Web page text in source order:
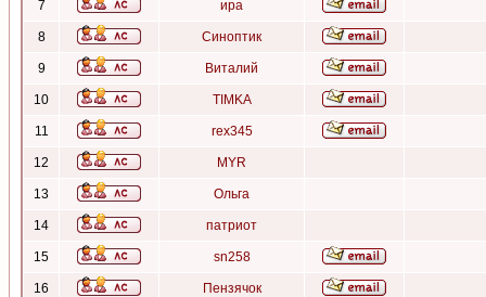
7 ира
8 Синоптик
9 Виталий
10 TIMKA
11 rex345
12 MYR
13 Ольга
14 патриот
15 sn258
16 Пензячок